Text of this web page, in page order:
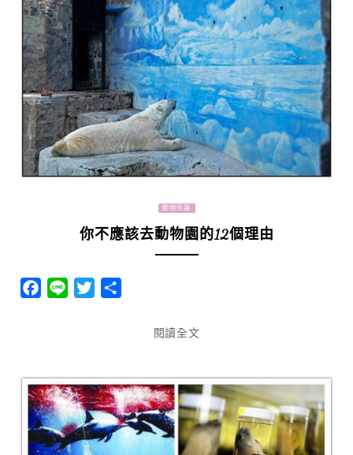
動物保護
你不應該去動物園的12個理由
Facebook
Line Twitter
閱讀全文